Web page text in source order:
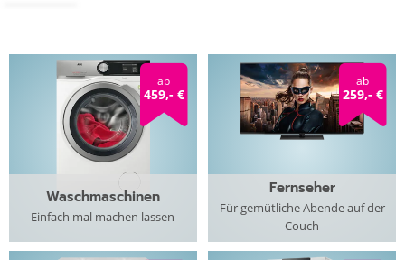
ab
459,- €
Waschmaschinen
Einfach mal machen lassen
ab
259,- €
Fernseher
Für gemütliche Abende auf der
Couch